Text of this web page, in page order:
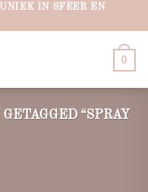
IN SFEER EN
0
“SPRAY